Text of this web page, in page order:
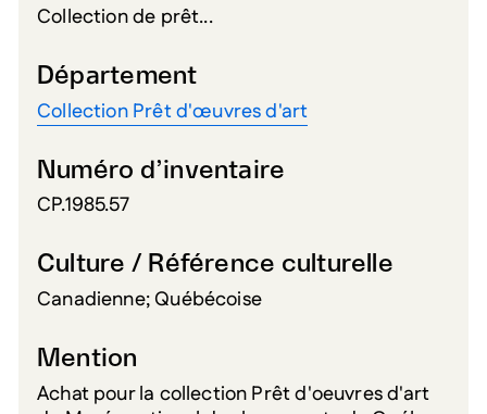
Collection de prêt...
Département
Collection Prêt d'œuvres d'art
Numéro d’inventaire
CP.1985.57
Culture / Référence culturelle
Canadienne; Québécoise
Mention
Achat pour la collection Prêt d'oeuvres d'art